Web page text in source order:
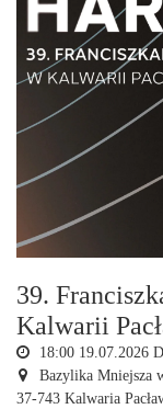
39.
Kalwarii
18:00 19.07.2026
Bazylika Mniejsza
37-743 Kalwaria